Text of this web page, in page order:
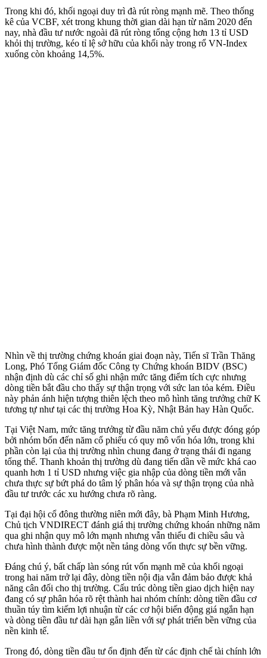
Trong khi đó, khối ngoại duy trì đà rút ròng mạnh mẽ. Theo thống
kê của VCBF, xét trong khung thời gian dài hạn từ năm 2020 đến
nay, nhà đầu tư nước ngoài đã rút ròng tổng cộng hơn 13 tỉ USD
khỏi thị trường, kéo tỉ lệ sở hữu của khối này trong rổ VN-Index
xuống còn khoảng 14,5%.
Nhìn về thị trường chứng khoán giai đoạn này, Tiến sĩ Trần Thăng
Long, Phó Tổng Giám đốc Công ty Chứng khoán BIDV (BSC)
nhận định dù các chỉ số ghi nhận mức tăng điểm tích cực nhưng
dòng tiền bắt đầu cho thấy sự thận trọng với sức lan tỏa kém. Điều
này phản ánh hiện tượng thiên lệch theo mô hình tăng trưởng chữ K
tương tự như tại các thị trường Hoa Kỳ, Nhật Bản hay Hàn Quốc.
Tại Việt Nam, mức tăng trưởng từ đầu năm chủ yếu được đóng góp
bởi nhóm bốn đến năm cổ phiếu có quy mô vốn hóa lớn, trong khi
phần còn lại của thị trường nhìn chung đang ở trạng thái đi ngang
tổng thể. Thanh khoản thị trường dù đang tiến dần về mức khá cao
quanh hơn 1 tỉ USD nhưng việc gia nhập của dòng tiền mới vẫn
chưa thực sự bứt phá do tâm lý phân hóa và sự thận trọng của nhà
đầu tư trước các xu hướng chưa rõ ràng.
Tại đại hội cổ đông thường niên mới đây, bà Phạm Minh Hương,
Chủ tịch VNDIRECT đánh giá thị trường chứng khoán những năm
qua ghi nhận quy mô lớn mạnh nhưng vẫn thiếu đi chiều sâu và
chưa hình thành được một nền tảng dòng vốn thực sự bền vững.
Đáng chú ý, bất chấp làn sóng rút vốn mạnh mẽ của khối ngoại
trong hai năm trở lại đây, dòng tiền nội địa vẫn đảm bảo được khả
năng cân đối cho thị trường. Cấu trúc dòng tiền giao dịch hiện nay
đang có sự phân hóa rõ rệt thành hai nhóm chính: dòng tiền đầu cơ
thuần túy tìm kiếm lợi nhuận từ các cơ hội biến động giá ngắn hạn
và dòng tiền đầu tư dài hạn gắn liền với sự phát triển bền vững của
nền kinh tế.
Trong đó, dòng tiền đầu tư ổn định đến từ các định chế tài chính lớn